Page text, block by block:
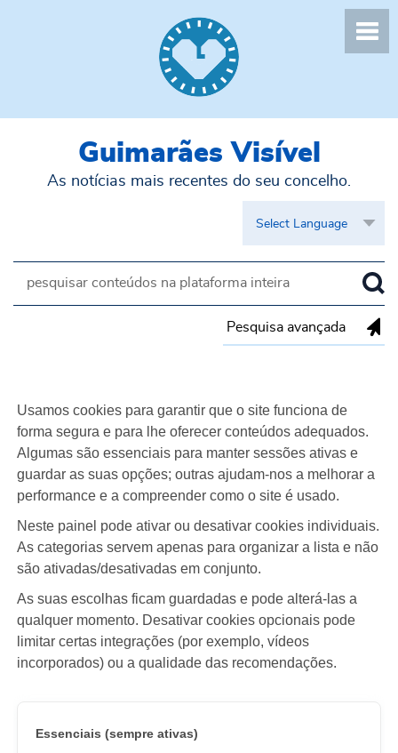
Pesquisa avançada
Guimarães Visível
As notícias mais recentes do seu concelho.
Usamos cookies para garantir que o site funciona de
forma segura e para lhe oferecer conteúdos adequados.
Algumas são essenciais para manter sessões ativas e
guardar as suas opções; outras ajudam-nos a melhorar a
performance e a compreender como o site é usado.
Neste painel pode ativar ou desativar cookies individuais.
As categorias servem apenas para organizar a lista e não
são ativadas/desativadas em conjunto.
As suas escolhas ficam guardadas e pode alterá-las a
qualquer momento. Desativar cookies opcionais pode
limitar certas integrações (por exemplo, vídeos
incorporados) ou a qualidade das recomendações.
Essenciais (sempre ativas)